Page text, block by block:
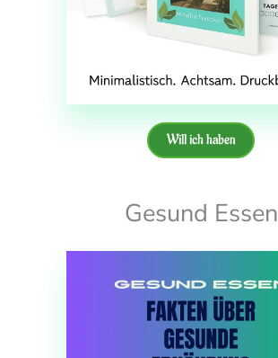
Will ich haben
Gesund Essen